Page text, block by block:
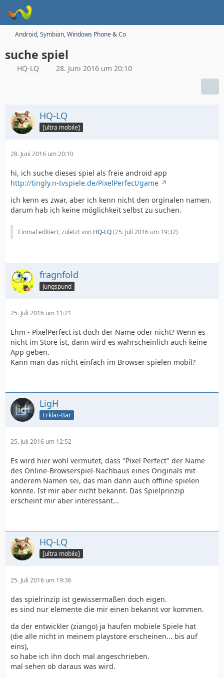
Android, Symbian, Windows Phone & Co
suche spiel
HQ-LQ 28. Juni 2016 um 20:10
HQ-LQ
[ultra mobile]
28. Juni 2016 um 20:10
hi, ich suche dieses spiel als freie android app
http://tingly.n-tvspiele.de/PixelPerfect/game
ich kenn es zwar, aber ich kenn nicht den orginalen namen.
darum hab ich keine möglichkeit selbst zu suchen.
Einmal editiert, zuletzt von HQ-LQ(25. Juli 2016 um 19:32)
fragnfold
Jungspund
25. Juli 2016 um 11:21
Ehm - PixelPerfect ist doch der Name oder nicht? Wenn es
nicht im Store ist, dann wird es wahrscheinlich auch keine
App geben.
Kann man das nicht einfach im Browser spielen mobil?
LigH
Erklär-Bär
25. Juli 2016 um 12:52
Es wird hier wohl vermutet, dass "Pixel Perfect" der Name
des Online-Browserspiel-Nachbaus eines Originals mit
anderem Namen sei, das man dann auch offline spielen
könnte. Ist mir aber nicht bekannt. Das Spielprinzip
erscheint mir aber interessant...
HQ-LQ
[ultra mobile]
25. Juli 2016 um 19:36
das spielrinzip ist gewissermaßen doch eigen.
es sind nur elemente die mir einen bekannt vor kommen.
da der entwickler (ziango) ja haufen mobiele Spiele hat
(die alle nicht in meinem playstore erscheinen... bis auf
eins),
so habe ich ihn doch mal angeschrieben.
mal sehen ob daraus was wird.